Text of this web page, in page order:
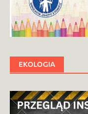
EKOLOGIA